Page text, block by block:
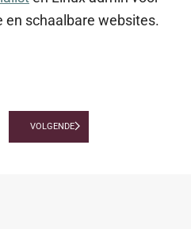
en schaalbare websites.
VOLGENDE